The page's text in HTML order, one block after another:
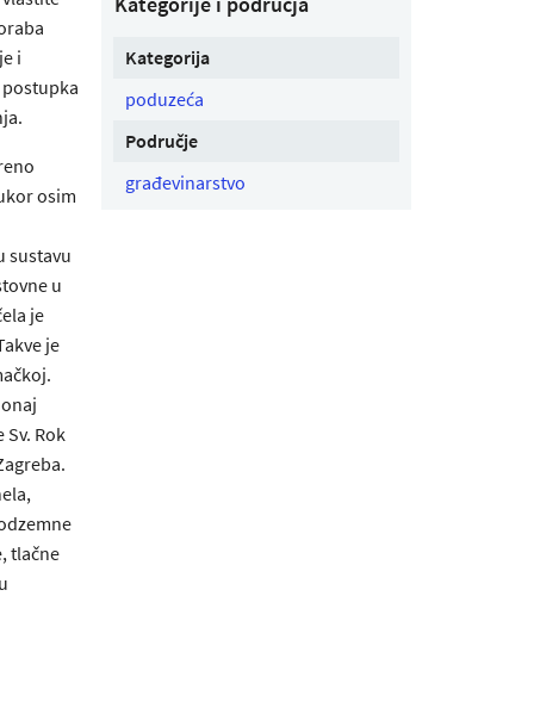
i
osim
sustavu
u
je
je
Rok
tlačne
Kategorija
poduzeća
Područje
građevinarstvo